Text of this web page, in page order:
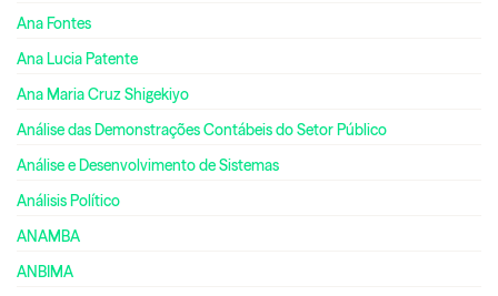
Ana Fontes
Ana Lucia Patente
Ana Maria Cruz Shigekiyo
Análise das Demonstrações Contábeis do Setor Público
Análise e Desenvolvimento de Sistemas
Análisis Político
ANAMBA
ANBIMA